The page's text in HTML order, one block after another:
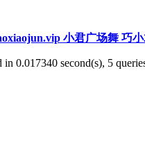
小君广场舞 巧
in 0.017340 second(s), 5